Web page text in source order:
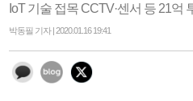
IoT 기술 접목 CCTV·센서 등 21억
박동필 기자 | 2020.01.16 19:41